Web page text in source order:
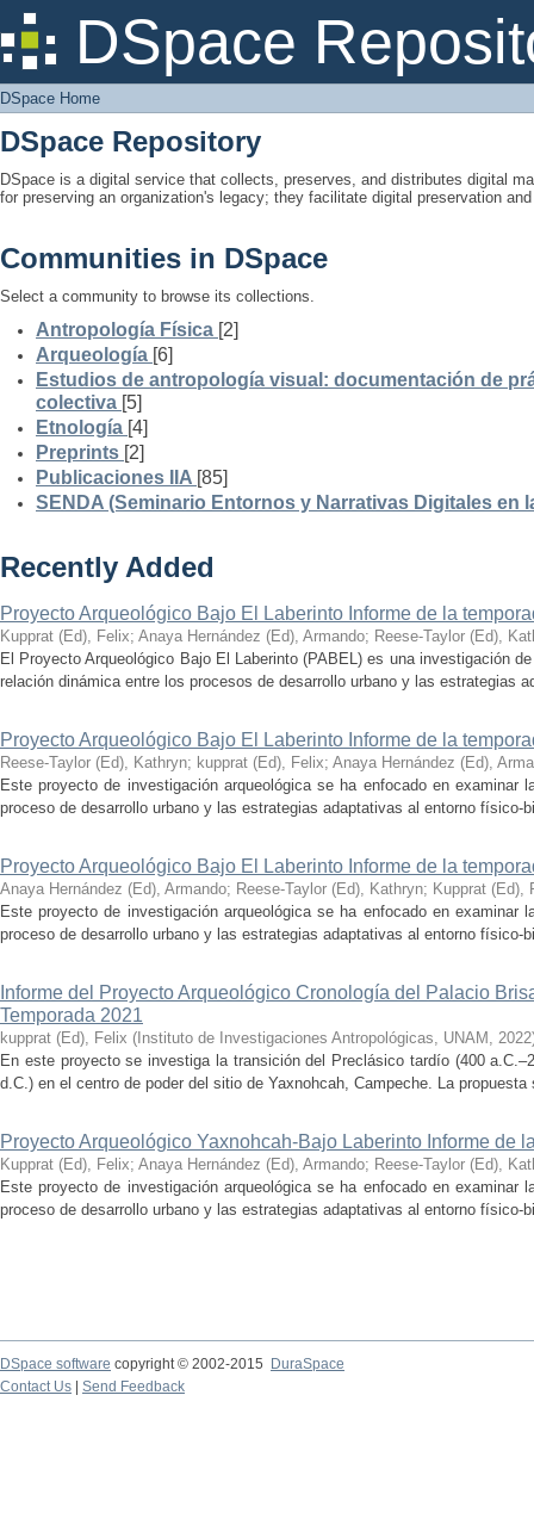
DSpace
DSpace Home
DSpace Home
DSpace Repository
DSpace is a digital service that collects, preserves, and distributes digital
for preserving an organization's legacy; they facilitate digital preservation
Communities in DSpace
Select a community to browse its collections.
Antropología Física [2]
Arqueología [6]
Estudios de antropología visual: documentación de
colectiva [5]
Etnología [4]
Preprints [2]
Publicaciones IIA [85]
SENDA (Seminario Entornos y Narrativas Digitales en
Recently Added
Proyecto Arqueológico Bajo El Laberinto Informe de la
Kupprat (Ed), Felix; Anaya Hernández (Ed), Armando; Reese-Taylor (Ed),
El Proyecto Arqueológico Bajo El Laberinto (PABEL) es una investigación
relación dinámica entre los procesos de desarrollo urbano y las estrategias
Proyecto Arqueológico Bajo El Laberinto Informe de la
Reese-Taylor (Ed), Kathryn; kupprat (Ed), Felix; Anaya Hernández (Ed),
Este proyecto de investigación arqueológica se ha enfocado en examinar
proceso de desarrollo urbano y las estrategias adaptativas al entorno físico-
Proyecto Arqueológico Bajo El Laberinto Informe de la
Anaya Hernández (Ed), Armando; Reese-Taylor (Ed), Kathryn; Kupprat (Ed),
Este proyecto de investigación arqueológica se ha enfocado en examinar
proceso de desarrollo urbano y las estrategias adaptativas al entorno físico-
Informe del Proyecto Arqueológico Cronología del Palacio
Temporada 2021
kupprat (Ed), Felix ( Instituto de Investigaciones Antropológicas, UNAM , 2022
En este proyecto se investiga la transición del Preclásico tardío (400
d.C.) en el centro de poder del sitio de Yaxnohcah, Campeche. La
Proyecto Arqueológico Yaxnohcah-Bajo Laberinto Informe de
Kupprat (Ed), Felix; Anaya Hernández (Ed), Armando; Reese-Taylor (Ed),
Este proyecto de investigación arqueológica se ha enfocado en examinar
proceso de desarrollo urbano y las estrategias adaptativas al entorno físico-
DSpace software copyright © 2002-2015
DuraSpace
Contact Us
Send Feedback